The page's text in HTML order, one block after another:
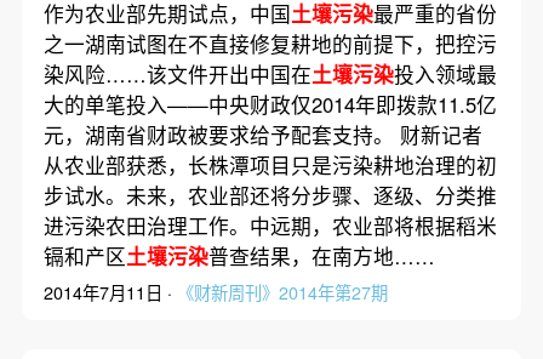
作为农业部先期试点，中国土壤污染最严重的省份
之一湖南试图在不直接修复耕地的前提下，把控污
染风险……该文件开出中国在土壤污染投入领域最
大的单笔投入——中央财政仅2014年即拨款11.5亿
元，湖南省财政被要求给予配套支持。 财新记者
从农业部获悉，长株潭项目只是污染耕地治理的初
步试水。未来，农业部还将分步骤、逐级、分类推
进污染农田治理工作。中远期，农业部将根据稻米
镉和产区土壤污染普查结果，在南方地……
2014年7月11日 · 《财新周刊》2014年第27期